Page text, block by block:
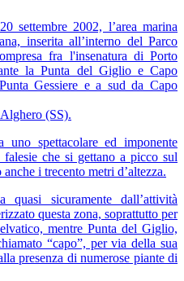
settembre 2002, l’area marina
inserita all’interno del Parco
fra l'insenatura di Porto
la Punta del Giglio e Capo
Gessiere e a sud da Capo
(SS).
uno spettacolare ed imponente
che si gettano a picco sul
i trecento metri d’altezza.
sicuramente dall’attività
questa zona, soprattutto per
mentre Punta del Giglio,
“capo”, per via della sua
presenza di numerose piante di